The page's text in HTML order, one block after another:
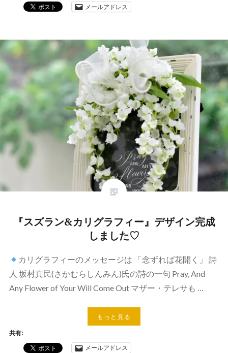
メールアドレス
『スズラン&カリグラフィー』デザイン完成
しました♡
カリグラフィーのメッセージは 「念ずれば花開く」 詩
人 坂村真民(さかむらしんみん)氏の詩の一句 Pray, And
Any Flower of Your Will Come Out マザー・テレサも …
もっと見る
共有:
メールアドレス